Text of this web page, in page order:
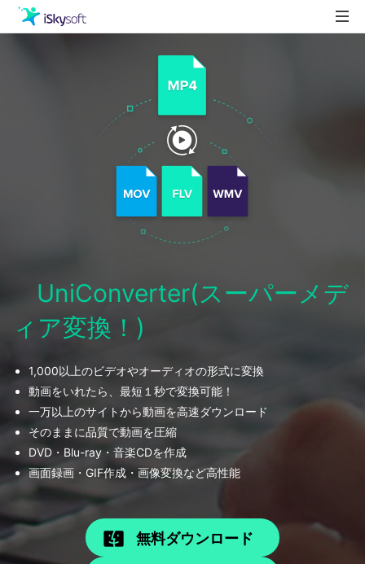
UniConverter(スーパーメデ
ィア変換！)
1,000以上のビデオやオーディオの形式に変換
動画をいれたら、最短１秒で変換可能！
一万以上のサイトから動画を高速ダウンロード
そのままに品質で動画を圧縮
DVD・Blu-ray・音楽CDを作成
画面録画・GIF作成・画像変換など高性能
無料ダウンロード